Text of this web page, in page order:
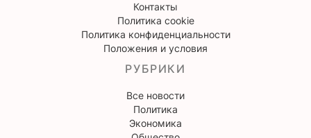
Контакты
Политика cookie
Политика конфиденциальности
Положения и условия
РУБРИКИ
Все новости
Политика
Экономика